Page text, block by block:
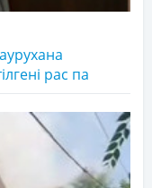
рас па